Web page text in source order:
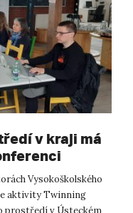
v kraji má
Vysokoškolského
aktivity Twinning